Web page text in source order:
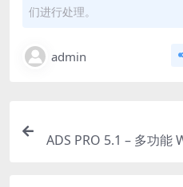
们进行处理。
admin
ADS PRO 5.1 – 多功能